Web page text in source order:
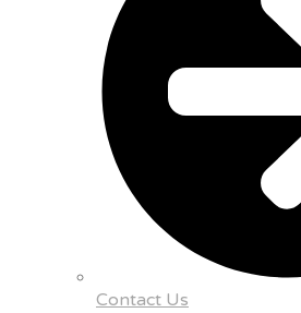
Contact Us